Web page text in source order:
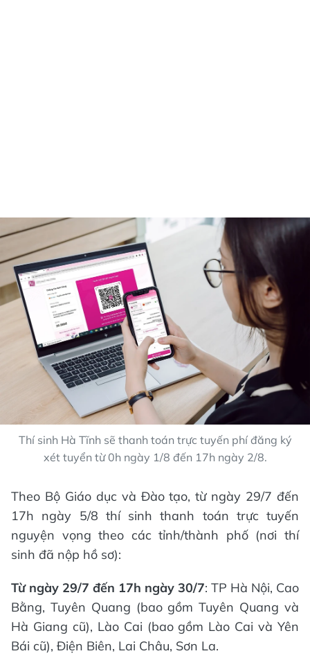
Thí sinh Hà Tĩnh sẽ thanh toán trực tuyến phí đăng ký
xét tuyển từ 0h ngày 1/8 đến 17h ngày 2/8.
Theo Bộ Giáo dục và Đào tạo, từ ngày 29/7 đến
17h ngày 5/8 thí sinh thanh toán trực tuyến
nguyện vọng theo các tỉnh/thành phố (nơi thí
sinh đã nộp hồ sơ):
Từ ngày 29/7 đến 17h ngày 30/7: TP Hà Nội, Cao
Bằng, Tuyên Quang (bao gồm Tuyên Quang và
Hà Giang cũ), Lào Cai (bao gồm Lào Cai và Yên
Bái cũ), Điện Biên, Lai Châu, Sơn La.